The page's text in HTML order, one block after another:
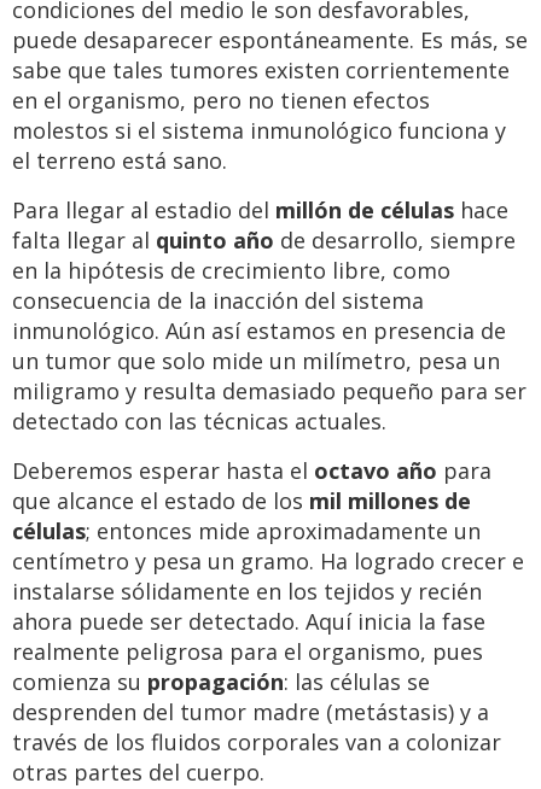
condiciones del medio le son desfavorables,
puede desaparecer espontáneamente. Es más, se
sabe que tales tumores existen corrientemente
en el organismo, pero no tienen efectos
molestos si el sistema inmunológico funciona y
el terreno está sano.
Para llegar al estadio del millón de células hace
falta llegar al quinto año de desarrollo, siempre
en la hipótesis de crecimiento libre, como
consecuencia de la inacción del sistema
inmunológico. Aún así estamos en presencia de
un tumor que solo mide un milímetro, pesa un
miligramo y resulta demasiado pequeño para ser
detectado con las técnicas actuales.
Deberemos esperar hasta el octavo año para
que alcance el estado de los mil millones de
células; entonces mide aproximadamente un
centímetro y pesa un gramo. Ha logrado crecer e
instalarse sólidamente en los tejidos y recién
ahora puede ser detectado. Aquí inicia la fase
realmente peligrosa para el organismo, pues
comienza su propagación: las células se
desprenden del tumor madre (metástasis) y a
través de los fluidos corporales van a colonizar
otras partes del cuerpo.